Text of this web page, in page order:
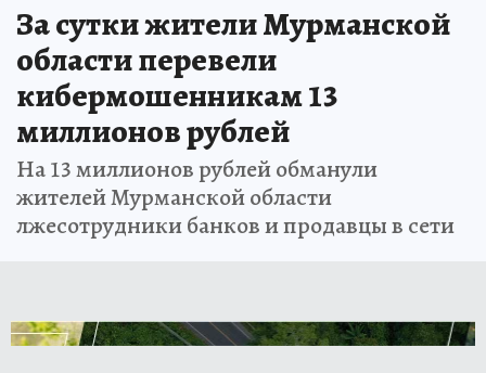
За сутки жители Мурманской
области перевели
кибермошенникам 13
миллионов рублей
На 13 миллионов рублей обманули
жителей Мурманской области
лжесотрудники банков и продавцы в сети